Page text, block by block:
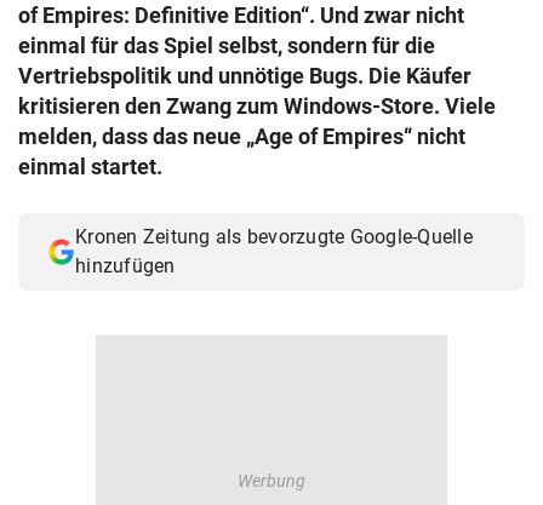
of Empires: Definitive Edition“. Und zwar nicht
einmal für das Spiel selbst, sondern für die
Vertriebspolitik und unnötige Bugs. Die Käufer
kritisieren den Zwang zum Windows-Store. Viele
melden, dass das neue „Age of Empires“ nicht
einmal startet.
Kronen Zeitung als bevorzugte Google-Quelle
hinzufügen